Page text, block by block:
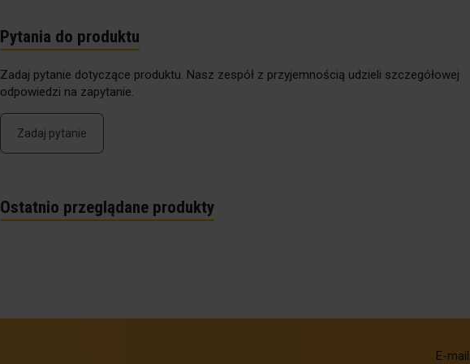
Pytania do produktu
Zadaj pytanie dotyczące produktu. Nasz zespół z przyjemnością udzieli szczegółowej
odpowiedzi na zapytanie.
Zadaj pytanie
Ostatnio przeglądane produkty
E-